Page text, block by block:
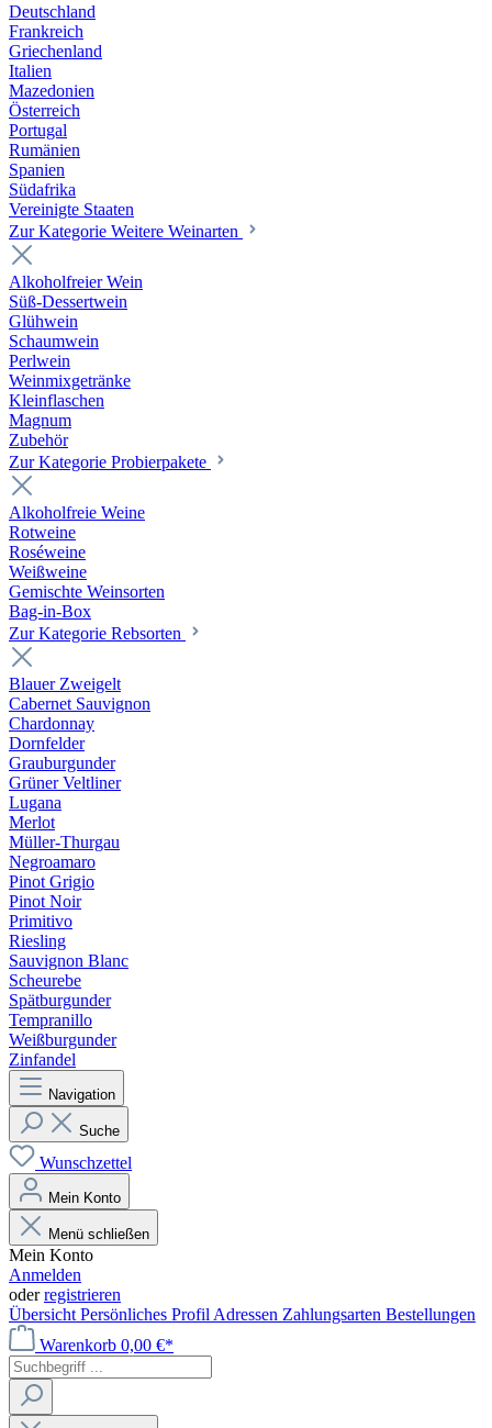
Deutschland
Frankreich
Griechenland
Italien
Mazedonien
Österreich
Portugal
Rumänien
Spanien
Südafrika
Vereinigte Staaten
Zur Kategorie Weitere Weinarten
Alkoholfreier Wein
Süß-Dessertwein
Glühwein
Schaumwein
Perlwein
Weinmixgetränke
Kleinflaschen
Magnum
Zubehör
Zur Kategorie Probierpakete
Alkoholfreie Weine
Rotweine
Roséweine
Weißweine
Gemischte Weinsorten
Bag-in-Box
Zur Kategorie Rebsorten
Blauer Zweigelt
Cabernet Sauvignon
Chardonnay
Dornfelder
Grauburgunder
Grüner Veltliner
Lugana
Merlot
Müller-Thurgau
Negroamaro
Pinot Grigio
Pinot Noir
Primitivo
Riesling
Sauvignon Blanc
Scheurebe
Spätburgunder
Tempranillo
Weißburgunder
Zinfandel
Navigation
Suche
Wunschzettel
Mein Konto
Menü schließen
Mein Konto
Anmelden
oderregistrieren
Übersicht Persönliches Profil Adressen Zahlungsarten Bestellungen
Warenkorb 0,00 €*